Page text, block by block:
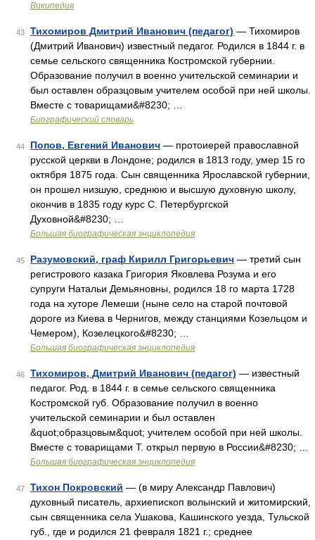
Википедия
43 Тихомиров Дмитрий Иванович (педагог) — Тихомиров
(Дмитрий Иванович) известный педагог. Родился в 1844 г. в
семье сельского священника Костромской губернии.
Образование получил в военно учительской семинарии и
был оставлен образцовым учителем особой при ней школы.
Вместе с товарищами&#8230; …
Биографический словарь
44 Попов, Евгений Иванович — протоиерей православной
русской церкви в Лондоне; родился в 1813 году, умер 15 го
октября 1875 года. Сын священника Ярославской губернии,
он прошел низшую, среднюю и высшую духовную школу,
окончив в 1835 году курс С. Петербургской
Духовной&#8230; …
Большая биографическая энциклопедия
45 Разумовский, граф Кирилл Григорьевич — третий сын
регистрового казака Григория Яковлева Розума и его
супруги Натальи Демьяновны, родился 18 го марта 1728
года на хуторе Лемеши (ныне село на старой почтовой
дороге из Киева в Чернигов, между станциями Козельцом и
Чемером), Козелецкого&#8230; …
Большая биографическая энциклопедия
46 Тихомиров, Дмитрий Иванович (педагог) — известный
педагог. Род. в 1844 г. в семье сельского священника
Костромской губ. Образование получил в военно
учительской семинарии и был оставлен
&quot;образцовым&quot; учителем особой при ней школы.
Вместе с товарищами Т. открыл первую в России&#8230; …
Большая биографическая энциклопедия
47 Тихон Покровский — (в миру Александр Павлович)
духовный писатель, архиепископ волынский и житомирский,
сын священника села Ушакова, Кашинского уезда, Тульской
губ., где и родился 21 февраля 1821 г.; среднее